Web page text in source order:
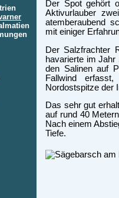
Der Spot gehört
Aktivurlauber
atemberaubend
mit einiger
Der Salzfrachter
havarierte im
den Salinen auf
Fallwind
Nordostspitze der
Das sehr gut
auf rund 40
Nach einem
Tiefe.